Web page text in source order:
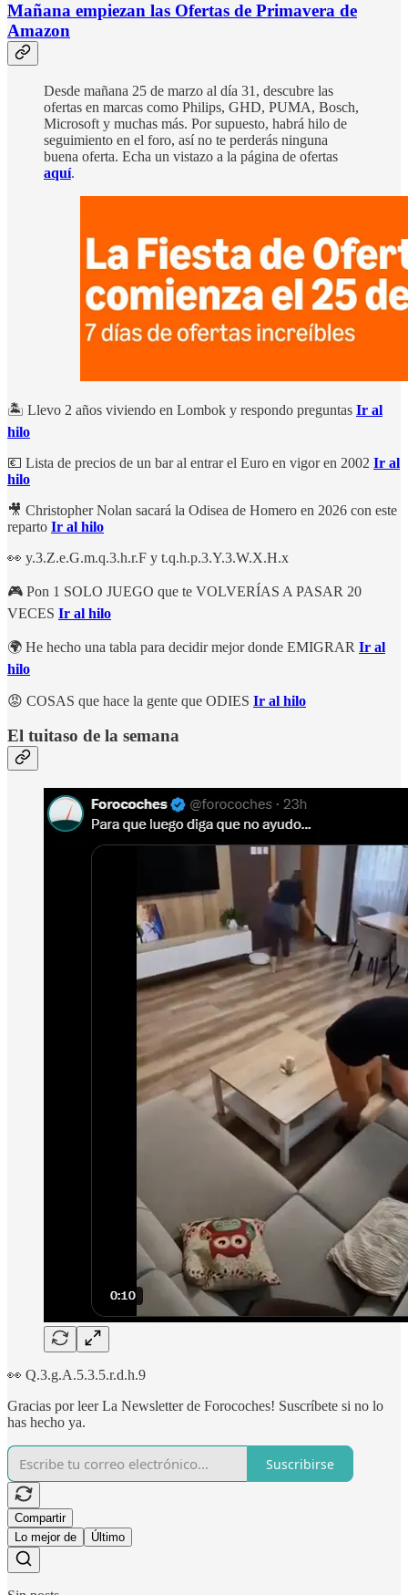
Mañana empiezan las Ofertas de Primavera de
Amazon
Desde mañana 25 de marzo al día 31, descubre las
ofertas en marcas como Philips, GHD, PUMA, Bosch,
Microsoft y muchas más. Por supuesto, habrá hilo de
seguimiento en el foro, así no te perderás ninguna
buena oferta. Echa un vistazo a la página de ofertas
aquí.
🏝️ Llevo 2 años viviendo en Lombok y respondo preguntas Ir al
hilo
💶 Lista de precios de un bar al entrar el Euro en vigor en 2002 Ir al
hilo
🎥 Christopher Nolan sacará la Odisea de Homero en 2026 con este
reparto Ir al hilo
👀 y.3.Z.e.G.m.q.3.h.r.F y t.q.h.p.3.Y.3.W.X.H.x
🎮 Pon 1 SOLO JUEGO que te VOLVERÍAS A PASAR 20
VECES Ir al hilo
🌍 He hecho una tabla para decidir mejor donde EMIGRAR Ir al
hilo
😡 COSAS que hace la gente que ODIES Ir al hilo
El tuitaso de la semana
👀 Q.3.g.A.5.3.5.r.d.h.9
Gracias por leer La Newsletter de Forocoches! Suscríbete si no lo
has hecho ya.
Suscribirse
Compartir
Lo mejor de
Último